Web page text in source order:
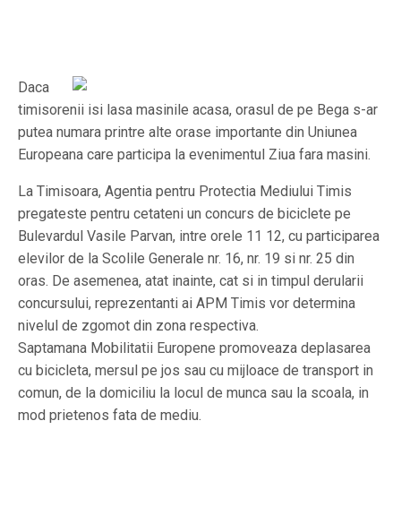
Daca
timisorenii isi lasa masinile acasa, orasul de pe Bega s-ar
putea numara printre alte orase importante din Uniunea
Europeana care participa la evenimentul Ziua fara masini.
La Timisoara, Agentia pentru Protectia Mediului Timis
pregateste pentru cetateni un concurs de biciclete pe
Bulevardul Vasile Parvan, intre orele 11 12, cu participarea
elevilor de la Scolile Generale nr. 16, nr. 19 si nr. 25 din
oras. De asemenea, atat inainte, cat si in timpul derularii
concursului, reprezentanti ai APM Timis vor determina
nivelul de zgomot din zona respectiva.
Saptamana Mobilitatii Europene promoveaza deplasarea
cu bicicleta, mersul pe jos sau cu mijloace de transport in
comun, de la domiciliu la locul de munca sau la scoala, in
mod prietenos fata de mediu.